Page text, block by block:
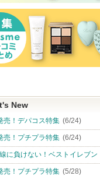
New
売！デパコス特集 (6/24)
売！プチプラ特集 (6/24)
に負けない！ベストイレブン
売！プチプラ特集 (5/28)